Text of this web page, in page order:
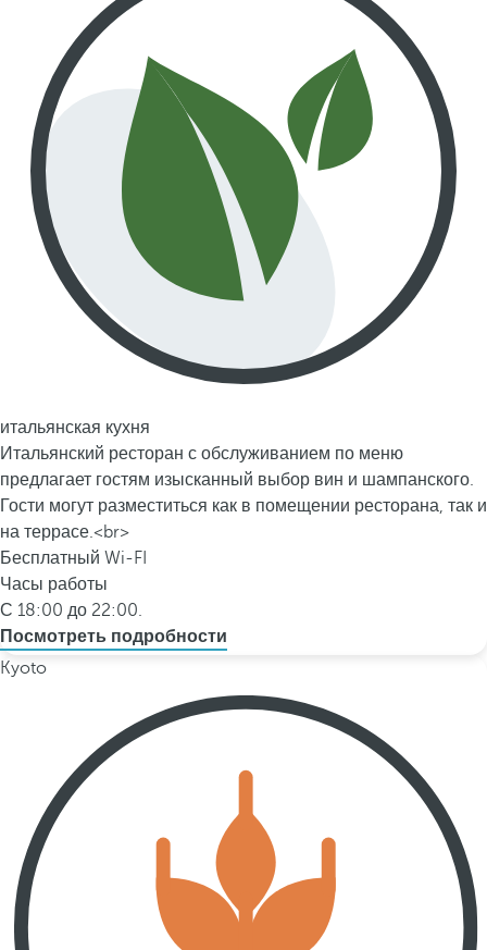
итальянская кухня
Итальянский ресторан с обслуживанием по меню
предлагает гостям изысканный выбор вин и шампанского.
Гости могут разместиться как в помещении ресторана, так и
на террасе.<br>
Бесплатный Wi-FI
Часы работы
С 18:00 до 22:00.
Посмотреть подробности
Kyoto